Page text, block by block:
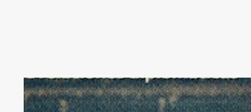
AÑOS DIPLOMATICAS RELACIONES